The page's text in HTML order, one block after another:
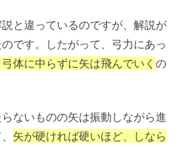
と違っているのですが、解説が
です。したがって、弓力にあっ
弓体に中らずに矢は飛んでいく の
ないものの矢は振動しながら進
矢が硬ければ硬いほど、しなら